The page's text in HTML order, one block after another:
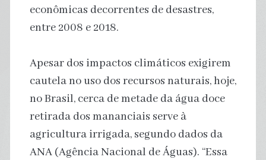
econômicas decorrentes de desastres,
entre 2008 e 2018.
Apesar dos impactos climáticos exigirem
cautela no uso dos recursos naturais, hoje,
no Brasil, cerca de metade da água doce
retirada dos mananciais serve à
agricultura irrigada, segundo dados da
ANA (Agência Nacional de Águas). “Essa